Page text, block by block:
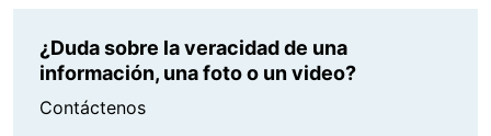
¿Duda sobre la veracidad de una
información, una foto o un video?
Contáctenos